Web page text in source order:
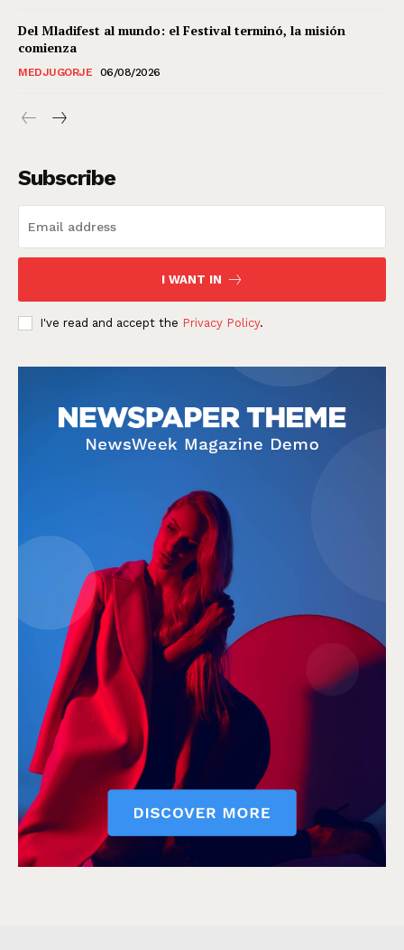
Del Mladifest al mundo: el Festival terminó, la misión
comienza
MEDJUGORJE 06/08/2026
Subscribe
I WANT IN
I've read and accept the Privacy Policy.